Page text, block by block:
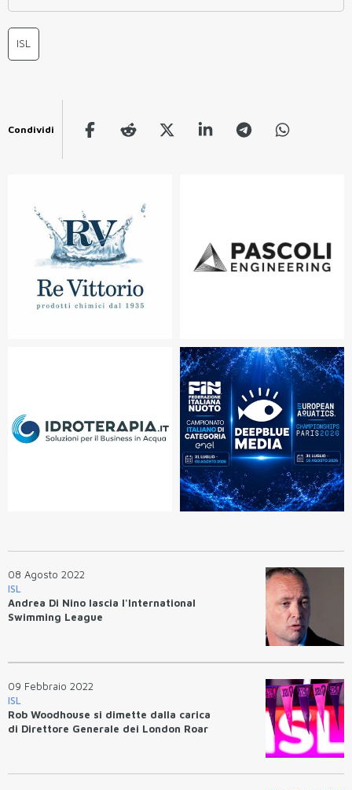
ISL
Condividi
08 Agosto 2022
ISL
Andrea Di Nino lascia l'International
Swimming League
09 Febbraio 2022
ISL
Rob Woodhouse si dimette dalla carica
di Direttore Generale dei London Roar